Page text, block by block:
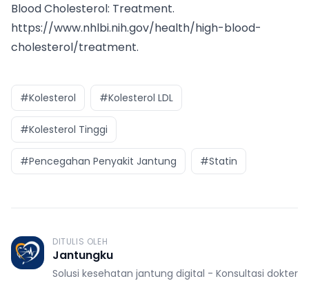
Blood Cholesterol: Treatment.
https://www.nhlbi.nih.gov/health/high-blood-
cholesterol/treatment.
#Kolesterol #Kolesterol LDL
#Kolesterol Tinggi
#Pencegahan Penyakit Jantung #Statin
J
DITULIS OLEH
Jantungku
Solusi kesehatan jantung digital - Konsultasi dokter